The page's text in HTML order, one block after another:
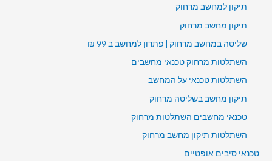
תיקון למחשב מרחוק
תיקון מחשב מרחוק
שליטה במחשב מרחוק | פתרון למחשב ב 99 ₪
השתלטות מרחוק טכנאי מחשבים
השתלטות טכנאי על המחשב
תיקון מחשב בשליטה מרחוק
טכנאי מחשבים השתלטות מרחוק
השתלטות תיקון מחשב מרחוק
טכנאי סיבים אופטיים